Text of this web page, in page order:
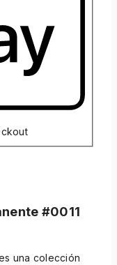
#0011
una colección